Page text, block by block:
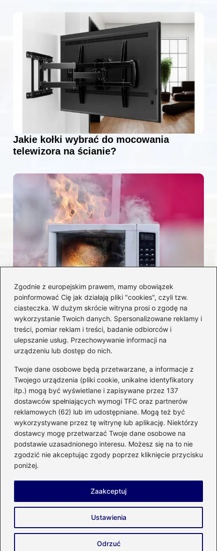
Zgodnie z europejskim prawem, mamy obowiązek
poinformować Cię jak działają pliki "cookies", czyli tzw.
ciasteczka. W dużym skrócie witryna prosi o zgodę na
wykorzystanie Twoich danych. Spersonalizowane reklamy i
treści, pomiar reklam i treści, badanie odbiorców i
ulepszanie usług. Przechowywanie informacji na
urządzeniu lub dostęp do nich.
Twoje dane osobowe będą przetwarzane, a informacje z
Twojego urządzenia (pliki cookie, unikalne identyfikatory
itp.) mogą być wyświetlane i zapisywane przez 137
dostawców spełniających wymogi TFC oraz partnerów
reklamowych (62) lub im udostępniane. Mogą też być
wykorzystywane przez tę witrynę lub aplikację. Niektórzy
dostawcy mogę przetwarzać Twoje dane osobowe na
podstawie uzasadnionego interesu. Możesz się na to nie
zgodzić nie akceptując zgody poprzez kliknięcie przycisku
poniżej.
Ustawienia
Odrzuć
Zaakceptuj
Jakie kołki wybrać do mocowania
telewizora na ścianie?
Czy można włożyć styropian do
mikrofalówki? Przewodnik po
bezpiecznym użytkowaniu sprzętu
kuchennego
Kategorie
Budowa (285)
Dom(207)
Energetyka(21)
Meble i elektronika(23)
Ogród(51)
Remont(78)
Copyright © 2026 enco-energetyka.com.pl
Prywatność
Zasady użytkowania
Napisz do nas